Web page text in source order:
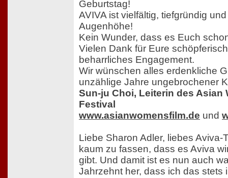
Geburtstag!
AVIVA ist vielfältig, tiefgründig
Augenhöhe!
Kein Wunder, dass es Euch
Vielen Dank für Eure
beharrliches Engagement.
Wir wünschen alles erdenkliche
unzählige Jahre ungebrochener
Sun-ju Choi, Leiterin des Asian
Festival
www.asianwomensfilm.de und
Liebe Sharon Adler, liebes Aviva-
kaum zu fassen, dass es Aviva
gibt. Und damit ist es nun auch
Jahrzehnt her, dass ich das stets